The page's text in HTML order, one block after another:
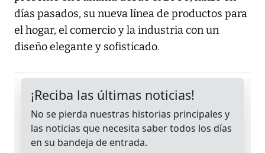
días pasados, su nueva línea de productos para
el hogar, el comercio y la industria con un
diseño elegante y sofisticado.